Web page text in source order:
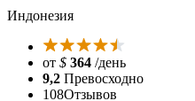
Индонезия
от $ 364 /день
9,2 Превосходно
108Отзывов